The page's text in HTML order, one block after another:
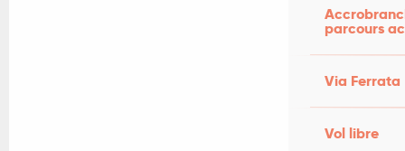
parcours
Via Ferrata
Vol libre